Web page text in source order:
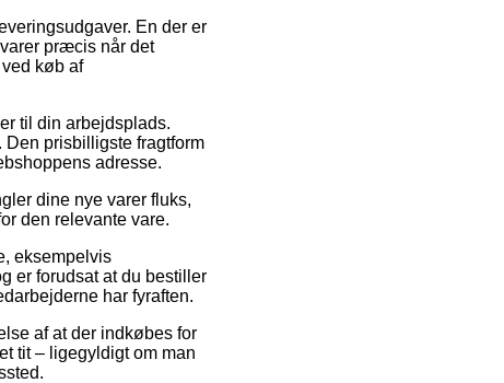
En der er
præcis når det
køb af
til din arbejdsplads.
Den prisbilligste fragtform
adresse.
dine nye varer fluks,
den relevante vare.
eksempelvis
er forudsat at du bestiller
har fyraften.
af at der indkøbes for
tit – ligegyldigt om man